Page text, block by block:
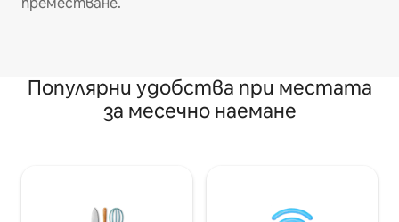
Популярни удобства при местата
за месечно наемане